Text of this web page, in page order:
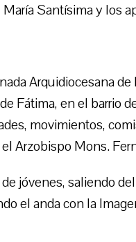
Santísima y los
Arquidiocesana
Fátima, en el barrio
movimientos,
Arzobispo Mons.
jóvenes, saliendo
el anda con la